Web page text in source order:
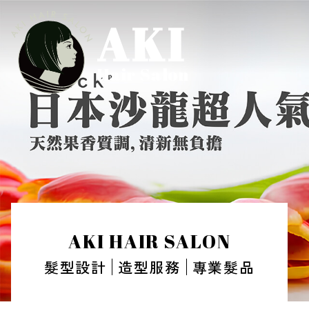
AKI HAIR SALON
髮型設計 造型服務 專業髮品
AKI
Hair Salon